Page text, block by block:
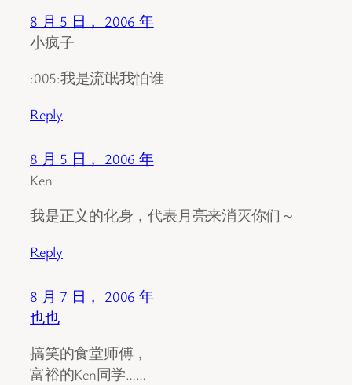
8 月 5 日， 2006 年
小疯子
:005:我是流氓我怕谁
Reply
8 月 5 日， 2006 年
Ken
我是正义的化身，代表月亮来消灭你们～
Reply
8 月 7 日， 2006 年
也也
搞笑的食堂师傅，
富裕的Ken同学……